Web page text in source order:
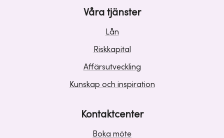
Våra tjänster
Lån
Riskkapital
Affärsutveckling
Kunskap och inspiration
Kontaktcenter
Boka möte